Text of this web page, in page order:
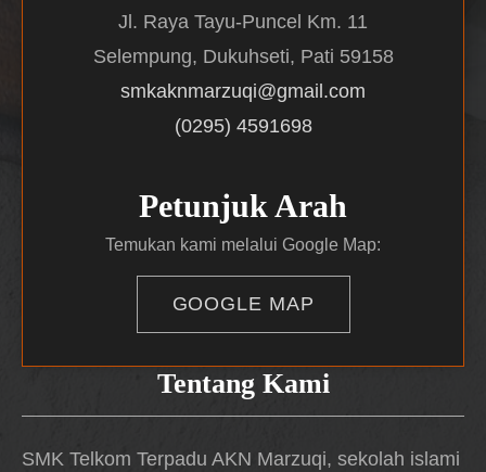
Tentang Kami
SMK Telkom Terpadu AKN Marzuqi, sekolah islami
Jl. Raya Tayu-Puncel Km. 11
Selempung, Dukuhseti, Pati 59158
smkaknmarzuqi@gmail.com
(0295) 4591698
Petunjuk Arah
Temukan kami melalui Google Map:
GOOGLE MAP